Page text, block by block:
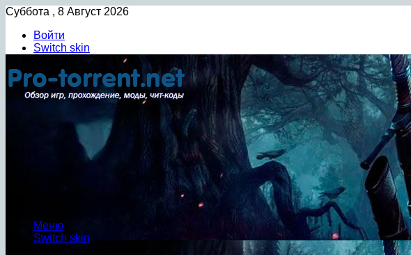
Суббота , 8 Август 2026
Войти
Switch skin
Меню
Switch skin